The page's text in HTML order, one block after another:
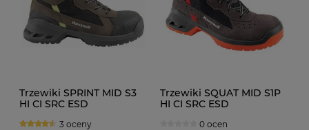
Trzewiki SPRINT MID S3
HI CI SRC ESD
3 oceny
Trzewiki SQUAT MID S1P
HI CI SRC ESD
0 ocen